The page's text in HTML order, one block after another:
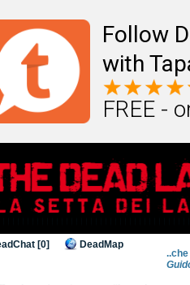
Follow
with
FREE -
[0] DeadMap